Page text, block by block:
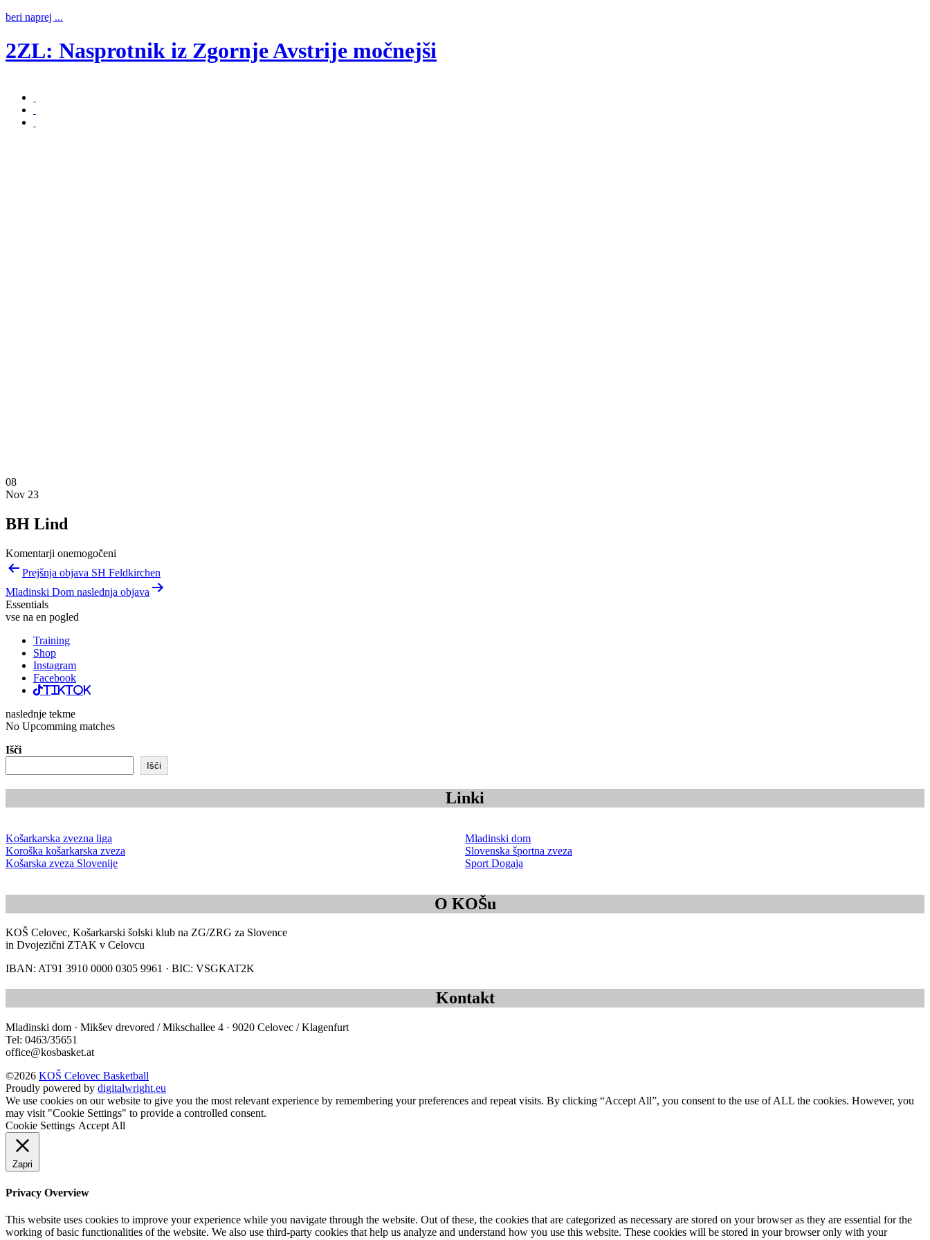
beri naprej ...
2ZL: Nasprotnik iz Zgornje Avstrije močnejši
08
Nov 23
BH Lind
Komentarji onemogočeni
Navigacija
prispevka
Prejšnja objava SH Feldkirchen
Mladinski Dom naslednja objava
Essentials
vse na en pogled
Training
Shop
Instagram
Facebook
TikTok
naslednje tekme
No Upcomming matches
Išči
Išči
Linki
Košarkarska zvezna liga
Koroška košarkarska zveza
Košarska zveza Slovenije
Mladinski dom
Slovenska športna zveza
Sport Dogaja
O KOŠu
KOŠ Celovec, Košarkarski šolski klub na ZG/ZRG za Slovence
in Dvojezični ZTAK v Celovcu
IBAN: AT91 3910 0000 0305 9961 · BIC: VSGKAT2K
Kontakt
Mladinski dom · Mikšev drevored / Mikschallee 4 · 9020 Celovec / Klagenfurt
Tel: 0463/35651
office@kosbasket.at
©2026 KOŠ Celovec Basketball
Proudly powered by digitalwright.eu
We use cookies on our website to give you the most relevant experience by remembering your preferences and repeat visits. By clicking “Accept All”, you consent to the use of ALL the cookies. However, you
may visit "Cookie Settings" to provide a controlled consent.
Cookie Settings Accept All
Zapri
Privacy Overview
This website uses cookies to improve your experience while you navigate through the website. Out of these, the cookies that are categorized as necessary are stored on your browser as they are essential for the
working of basic functionalities of the website. We also use third-party cookies that help us analyze and understand how you use this website. These cookies will be stored in your browser only with your